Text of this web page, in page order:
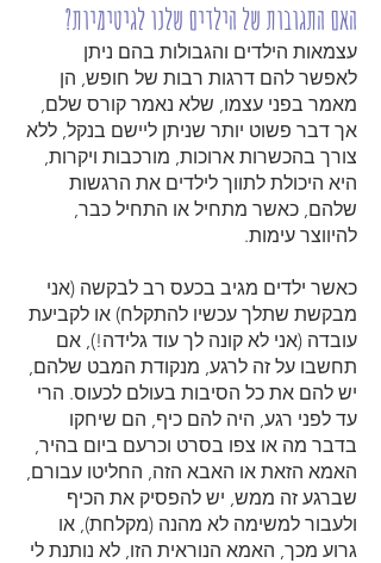
האם התגובות של הילדים שלנו לגיטימיות?
עצמאות הילדים והגבולות בהם ניתן
לאפשר להם דרגות רבות של חופש, הן
מאמר בפני עצמו, שלא נאמר קורס שלם,
אך דבר פשוט יותר שניתן ליישם בנקל, ללא
צורך בהכשרות ארוכות, מורכבות ויקרות,
היא היכולת לתווך לילדים את הרגשות
שלהם, כאשר מתחיל או התחיל כבר,
להיווצר עימות.
כאשר ילדים מגיב בכעס רב לבקשה (אני
מבקשת שתלך עכשיו להתקלח) או לקביעת
עובדה (אני לא קונה לך עוד גלידה!), אם
תחשבו על זה לרגע, מנקודת המבט שלהם,
יש להם את כל הסיבות בעולם לכעוס. הרי
עד לפני רגע, היה להם כיף, הם שיחקו
בדבר מה או צפו בסרט וכרעם ביום בהיר,
האמא הזאת או האבא הזה, החליטו עבורם,
שברגע זה ממש, יש להפסיק את הכיף
ולעבור למשימה לא מהנה (מקלחת), או
גרוע מכך, האמא הנוראית הזו, לא נותנת לי